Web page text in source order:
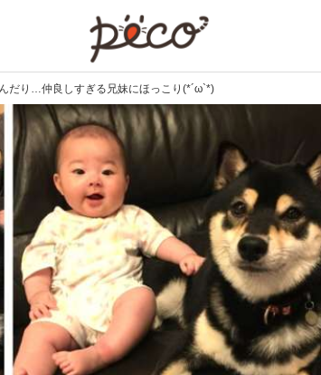
だり…仲良しすぎる兄妹にほっこり(*´ω`*)